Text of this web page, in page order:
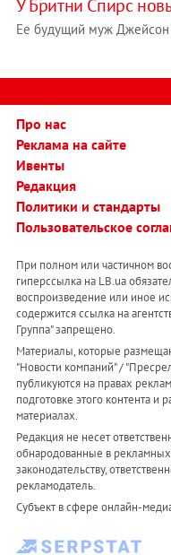
У Бритни Спирс
Ее будущий муж Джейсон
Про нас
Реклама на сайте
Ивенты
Редакция
Политики и стандарты
Пользовательское
При полном или частичном
гиперссылка на LB.ua
воспроизведение или иное
содержится ссылка на
Группа" запрещено.
Материалы, которые
"Новости компаний" /
публикуются на правах
подготовке этого контента и
материалах.
Редакция не несет
обнародованные в
законодательству,
рекламодатель.
Субъект в сфере онлайн-